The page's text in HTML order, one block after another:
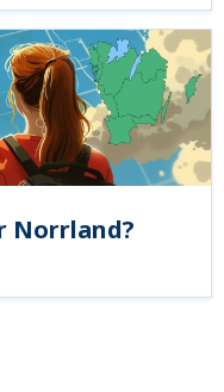
Norrland?